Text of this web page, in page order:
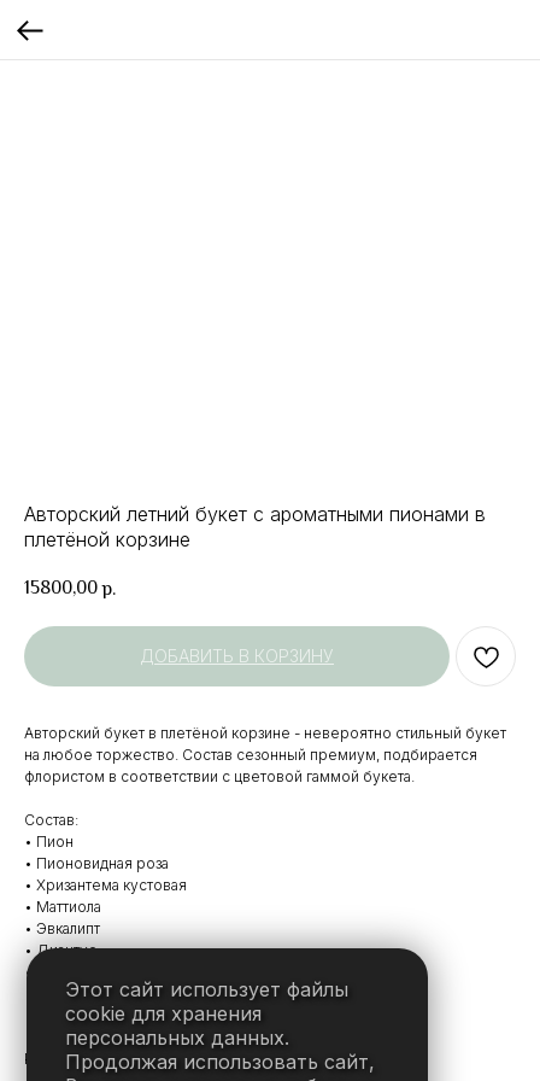
Авторский летний букет с ароматными пионами в
плетёной корзине
15800,00 р.
ДОБАВИТЬ В КОРЗИНУ
Авторский букет в плетёной корзине - невероятно стильный букет
на любое торжество. Состав сезонный премиум, подбирается
флористом в соответствии с цветовой гаммой букета.
Состав:
• Пион
• Пионовидная роза
• Хризантема кустовая
• Маттиола
• Эвкалипт
• Диантус
• Корзина плетёная
• Оазис
• Атласная лента
Размер: высота — 60 см, диаметр — 50 см
Этот сайт использует файлы
cookie для хранения
персональных данных.
Продолжая использовать сайт,